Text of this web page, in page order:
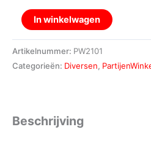
In winkelwagen
Artikelnummer: PW2101
Categorieën: Diversen,
Beschrijving